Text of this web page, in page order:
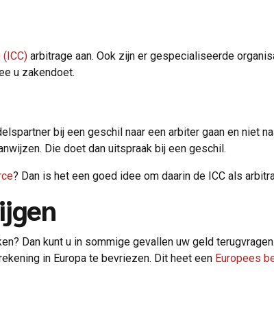
(ICC) arbitrage aan. Ook zijn er gespecialiseerde
u zakendoet.
bij een geschil naar een arbiter gaan en niet
Die doet dan uitspraak bij een geschil.
? Dan is het een goed idee om daarin de ICC als
Dan kunt u in sommige gevallen uw geld
in Europa te bevriezen. Dit heet een Europees